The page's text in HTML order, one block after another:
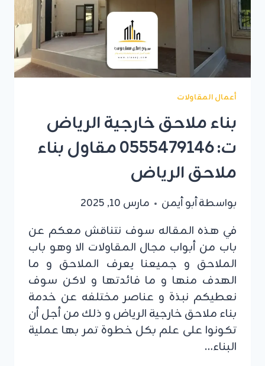
بانل
أعمال المقاولات
بناء ملاحق خارجية الرياض
ت: 0555479146 مقاول بناء
ملاحق الرياض
بواسطةأبو أيمن مارس 10, 2025
في هذه المقاله سوف نتناقش معكم عن
باب من أبواب مجال المقاولات الا وهو باب
الملاحق و جميعنا يعرف الملاحق و ما
الهدف منها و ما فائدتها و لاكن سوف
نعطيكم نبذة و عناصر مختلفه عن خدمة
بناء ملاحق خارجية الرياض و ذلك من أجل أن
تكونوا على علم بكل خطوة تمر بها عملية
البناء…